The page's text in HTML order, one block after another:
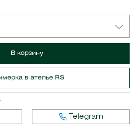
В корзину
в ателье RS
Telegram